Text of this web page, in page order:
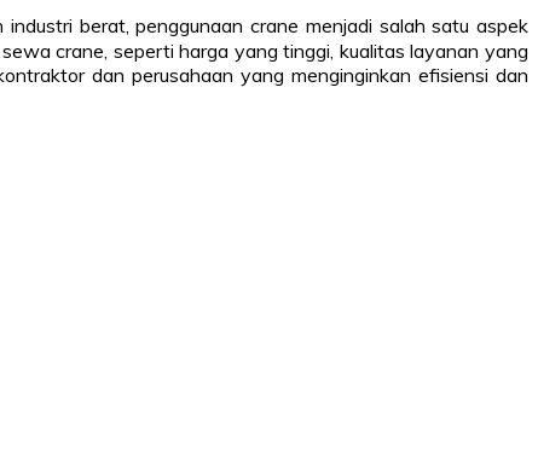
industri berat, penggunaan crane menjadi salah satu aspek
crane, seperti harga yang tinggi, kualitas layanan yang
dan perusahaan yang menginginkan efisiensi dan